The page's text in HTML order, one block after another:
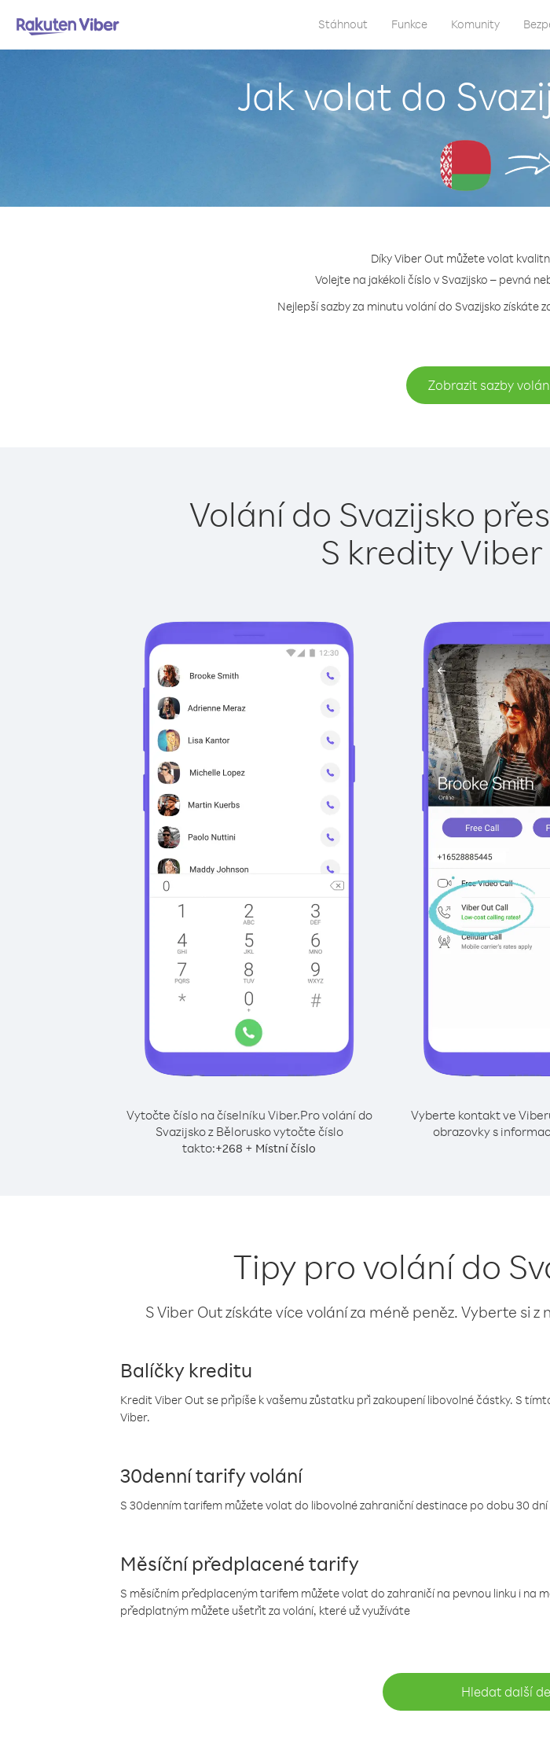
Stáhnout Funkce Komunity
Jak volat do
Díky Viber Out můžete volat
Volejte na jakékoli číslo v Svazijsko – pevná
Nejlepší sazby za minutu volání do Svazijsko
Zobrazit sazby
Volání do Svazijsko
S kredity
Vytočte číslo na číselníku Viber.Pro volání do
Svazijsko z Bělorusko vytočte číslo
takto:+268 + Místní číslo
Vyberte kontakt ve
obrazovky s
Tipy pro volání do
S Viber Out získáte více volání za méně peněz. Vyberte si
Balíčky kreditu
Kredit Viber Out se připíše k vašemu zůstatku při zakoupení libovolné částky. S
Viber.
30denní tarify volání
S 30denním tarifem můžete volat do libovolné zahraniční destinace po dobu 30 dní
Měsíční předplacené tarify
S měsíčním předplaceným tarifem můžete volat do zahraničí na pevnou linku i na
předplatným můžete ušetřit za volání, které už využíváte
Hledat další